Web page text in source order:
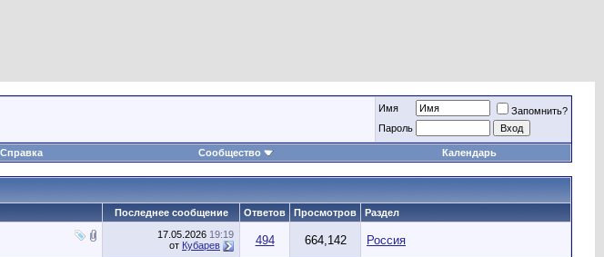
Имя
Запомнить?
Пароль
Справка Сообщество Календарь
Последнее сообщение Ответов Просмотров Раздел
17.05.2026 19:19
от Кубарев 494 664,142 Россия